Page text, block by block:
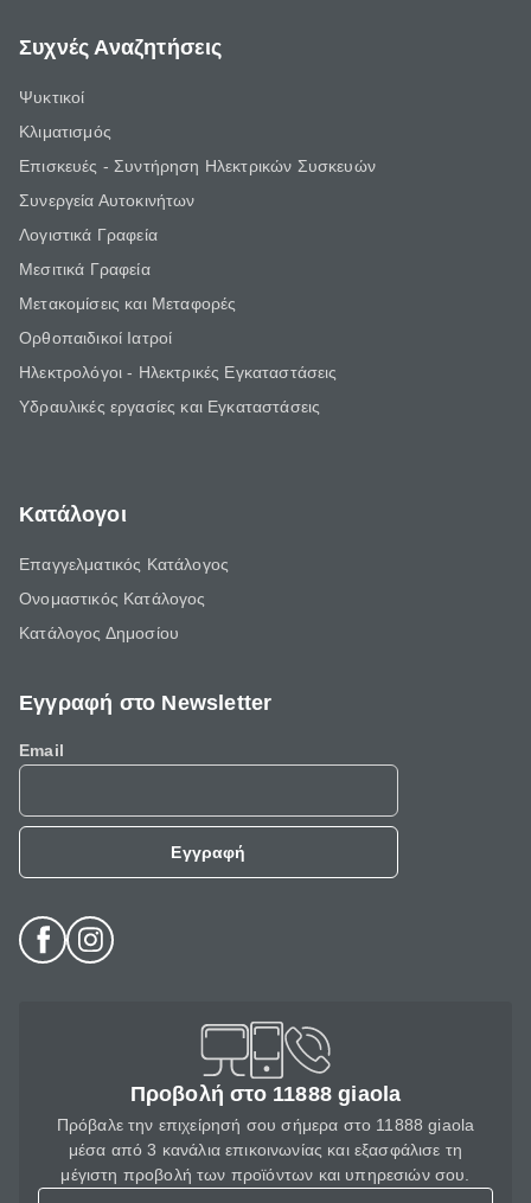
Συχνές Αναζητήσεις
Ψυκτικοί
Κλιματισμός
Επισκευές - Συντήρηση Ηλεκτρικών Συσκευών
Συνεργεία Αυτοκινήτων
Λογιστικά Γραφεία
Μεσιτικά Γραφεία
Μετακομίσεις και Μεταφορές
Ορθοπαιδικοί Ιατροί
Ηλεκτρολόγοι - Ηλεκτρικές Εγκαταστάσεις
Υδραυλικές εργασίες και Εγκαταστάσεις
Κατάλογοι
Επαγγελματικός Κατάλογος
Ονομαστικός Κατάλογος
Κατάλογος Δημοσίου
Εγγραφή στο Newsletter
Email
Εγγραφή
Προβολή στο 11888 giaola
Πρόβαλε την επιχείρησή σου σήμερα στο 11888 giaola
μέσα από 3 κανάλια επικοινωνίας και εξασφάλισε τη
μέγιστη προβολή των προϊόντων και υπηρεσιών σου.